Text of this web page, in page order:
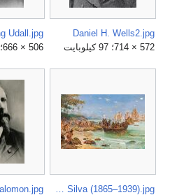
Daniel H. Wells2.jpg
572 × 714؛ 97 كيلوبايت
Udall.jpg
506 × 666؛ 175 كيلوبايت
Desembarque de Pedro Álvares Cabral em Porto Seguro em 1500 by Oscar Pereira da Silva (1865–1939).jpg